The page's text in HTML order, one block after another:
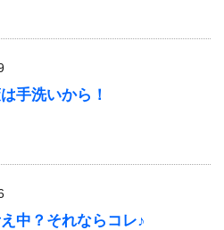
手洗いから！
中？それならコレ♪